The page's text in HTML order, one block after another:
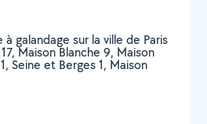
galandage sur la ville de Paris
Maison Blanche 9, Maison
Seine et Berges 1, Maison